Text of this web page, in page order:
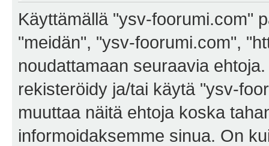
Käyttämällä "ysv-foorumi.com"
"meidän", "ysv-foorumi.com",
noudattamaan seuraavia
rekisteröidy ja/tai käytä "ysv-
muuttaa näitä ehtoja koska
informoidaksemme sinua. On